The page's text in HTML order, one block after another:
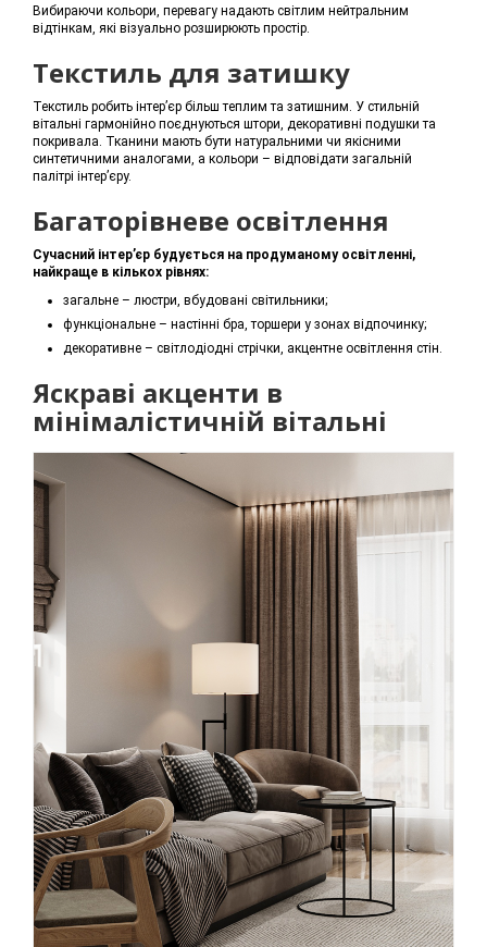
Вибираючи кольори, перевагу надають світлим нейтральним
відтінкам, які візуально розширюють простір.
Текстиль для затишку
Текстиль робить інтер’єр більш теплим та затишним. У стильній
вітальні гармонійно поєднуються штори, декоративні подушки та
покривала. Тканини мають бути натуральними чи якісними
синтетичними аналогами, а кольори – відповідати загальній
палітрі інтер’єру.
Багаторівневе освітлення
Сучасний інтер’єр будується на продуманому освітленні,
найкраще в кількох рівнях:
загальне – люстри, вбудовані світильники;
функціональне – настінні бра, торшери у зонах відпочинку;
декоративне – світлодіодні стрічки, акцентне освітлення стін.
Яскраві акценти в
мінімалістичній вітальні